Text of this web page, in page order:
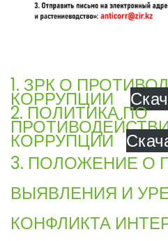
1. ЗРК О
КОРРУПЦИИ
2. ПОЛИТИКА ПО
КОРРУПЦИИ
3. ПОЛОЖЕНИЕ О
ВЫЯВЛЕНИЯ И
КОНФЛИКТА